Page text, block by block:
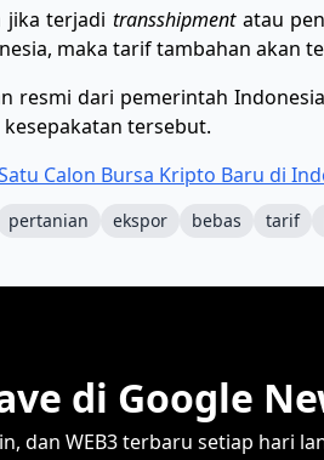
jika terjadi transshipmentatau
maka tarif tambahan akan
resmi dari pemerintah
tersebut.
Calon Bursa Kripto Baru di
pertanian ekspor bebas tarif
di Google
dan WEB3 terbaru setiap hari